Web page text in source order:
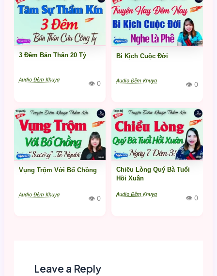
3 Đêm Bán Thân 20 Tỷ
Audio Đêm Khuya 👁 0
Bi Kịch Cuộc Đời
Audio Đêm Khuya 👁 0
Vụng Trộm Với Bố Chồng
Audio Đêm Khuya 👁 0
Chiều Lòng Quý Bà Tuổi
Hồi Xuân
Audio Đêm Khuya 👁 0
Leave a Reply